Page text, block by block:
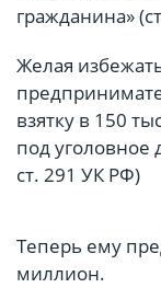
гражданина»
Желая
взятку в 150
под уголовное
ст. 291 УК РФ)
Теперь ему
миллион.